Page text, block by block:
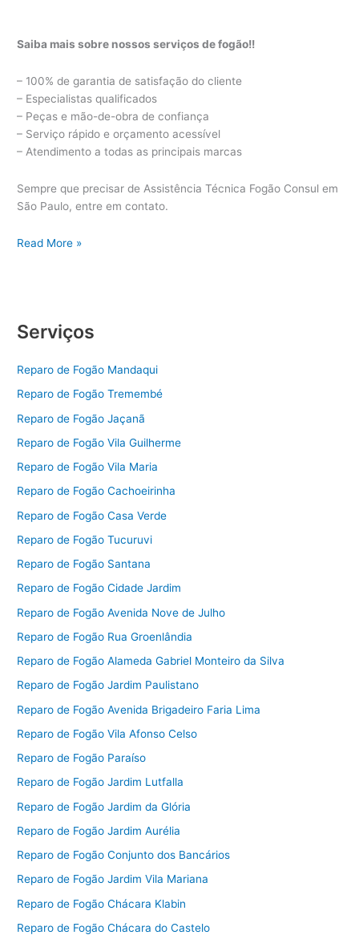
Saiba mais sobre nossos serviços de fogão!!
– 100% de garantia de satisfação do cliente
– Especialistas qualificados
– Peças e mão-de-obra de confiança
– Serviço rápido e orçamento acessível
– Atendimento a todas as principais marcas
Sempre que precisar de Assistência Técnica Fogão Consul em
São Paulo, entre em contato.
Assistência
Read More »
Serviços
Reparo de Fogão Mandaqui
Reparo de Fogão Tremembé
Reparo de Fogão Jaçanã
Reparo de Fogão Vila Guilherme
Reparo de Fogão Vila Maria
Reparo de Fogão Cachoeirinha
Reparo de Fogão Casa Verde
Reparo de Fogão Tucuruvi
Reparo de Fogão Santana
Reparo de Fogão Cidade Jardim
Reparo de Fogão Avenida Nove de Julho
Reparo de Fogão Rua Groenlândia
Reparo de Fogão Alameda Gabriel Monteiro da Silva
Reparo de Fogão Jardim Paulistano
Reparo de Fogão Avenida Brigadeiro Faria Lima
Reparo de Fogão Vila Afonso Celso
Reparo de Fogão Paraíso
Reparo de Fogão Jardim Lutfalla
Reparo de Fogão Jardim da Glória
Reparo de Fogão Jardim Aurélia
Reparo de Fogão Conjunto dos Bancários
Reparo de Fogão Jardim Vila Mariana
Reparo de Fogão Chácara Klabin
Reparo de Fogão Chácara do Castelo